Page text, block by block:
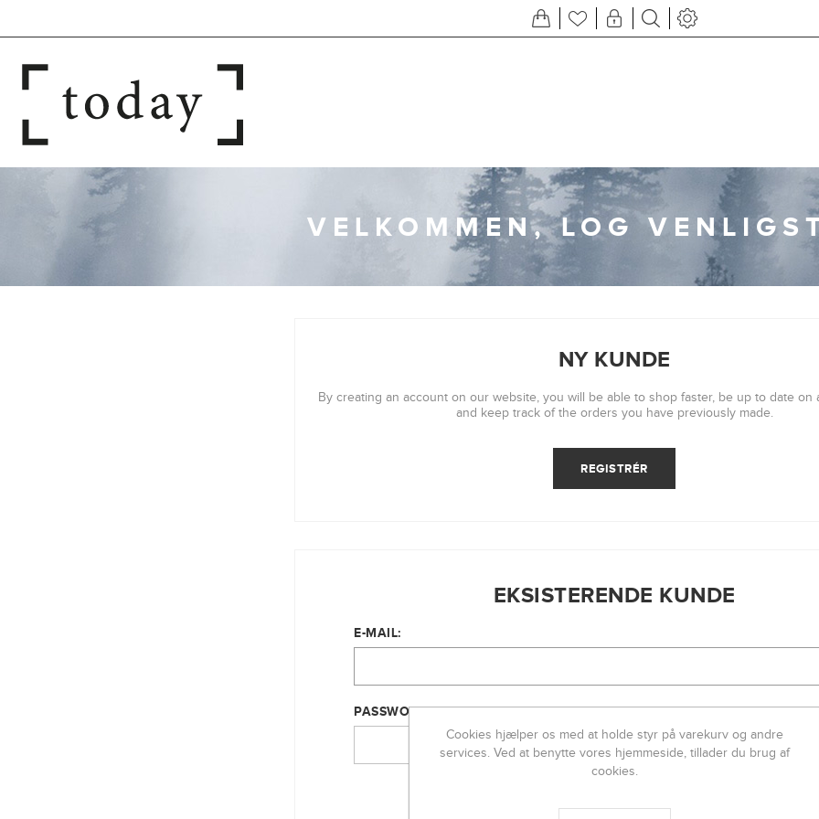
VELKOMMEN, LOG
NY KUNDE
By creating an account on our website, you will be able to shop faster, be up to date on
and keep track of the orders you have previously made.
EKSISTERENDE KUNDE
E-MAIL:
PASSWORD: Glemt
Cookies hjælper os med at holde styr på varekurv og andre
services. Ved at benytte vores hjemmeside, tillader du brug af
cookies.